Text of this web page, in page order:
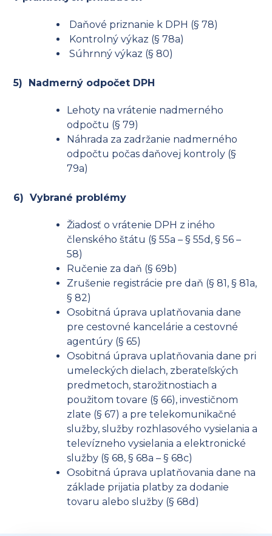
Daňové priznanie k DPH (§ 78)
Kontrolný výkaz (§ 78a)
Súhrnný výkaz (§ 80)
5) Nadmerný odpočet DPH
Lehoty na vrátenie nadmerného
odpočtu (§ 79)
Náhrada za zadržanie nadmerného
odpočtu počas daňovej kontroly (§
79a)
6) Vybrané problémy
Žiadosť o vrátenie DPH z iného
členského štátu (§ 55a – § 55d, § 56 –
58)
Ručenie za daň (§ 69b)
Zrušenie registrácie pre daň (§ 81, § 81a,
§ 82)
Osobitná úprava uplatňovania dane
pre cestovné kancelárie a cestovné
agentúry (§ 65)
Osobitná úprava uplatňovania dane pri
umeleckých dielach, zberateľských
predmetoch, starožitnostiach a
použitom tovare (§ 66), investičnom
zlate (§ 67) a pre telekomunikačné
služby, služby rozhlasového vysielania a
televízneho vysielania a elektronické
služby (§ 68, § 68a – § 68c)
Osobitná úprava uplatňovania dane na
základe prijatia platby za dodanie
tovaru alebo služby (§ 68d)